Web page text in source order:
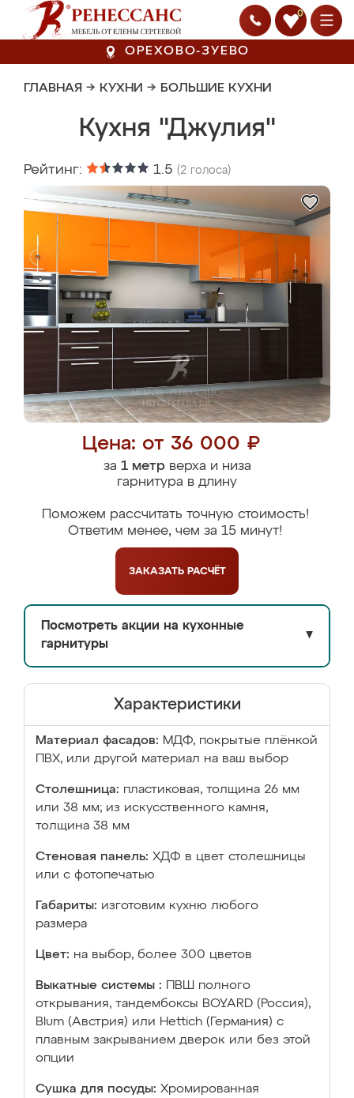
0
ОРЕХОВО-ЗУЕВО
ГЛАВНАЯ → КУХНИ → БОЛЬШИЕ КУХНИ
Кухня "Джулия"
Рейтинг: 1.5 (2 голоса)
Цена: от 36 000 ₽
за 1 метрверха и низа
гарнитура в длину
Поможем рассчитать точную стоимость!
Ответим менее, чем за 15 минут!
ЗАКАЗАТЬ РАСЧЁТ
Посмотреть акции на кухонные
гарнитуры
▼
Характеристики
Материал фасадов: МДФ, покрытые плёнкой
ПВХ, или другой материал на ваш выбор
Столешница: пластиковая, толщина 26 мм
или 38 мм; из искусственного камня,
толщина 38 мм
Стеновая панель: ХДФ в цвет столешницы
или с фотопечатью
Габариты: изготовим кухню любого
размера
Цвет: на выбор, более 300 цветов
Выкатные системы :
ПВШ полного
открывания, тандембоксы BOYARD (Россия),
Blum (Австрия) или Hettich (Германия) с
плавным закрыванием дверок или без этой
опции
Сушка для посуды: Хромированная